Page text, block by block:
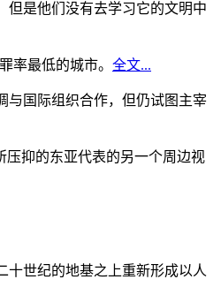
但是他们没有去学习它的文明中
率最低的城市。 全文...
与国际组织合作，但仍试图主宰
压抑的东亚代表的另一个周边视
十世纪的地基之上重新形成以人